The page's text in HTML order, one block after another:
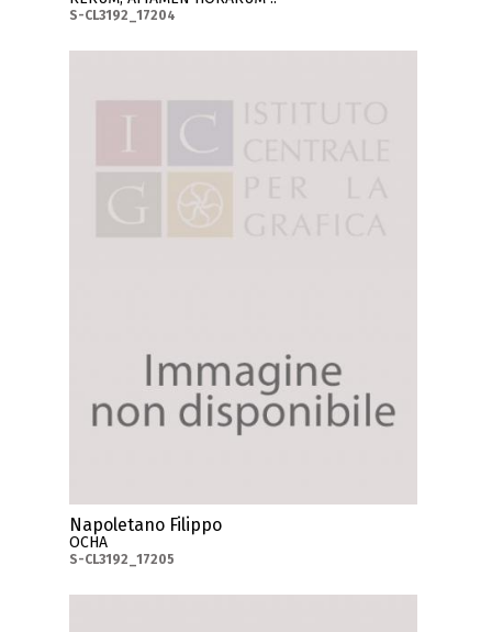
S-CL3192_17204
Napoletano Filippo
OCHA
S-CL3192_17205